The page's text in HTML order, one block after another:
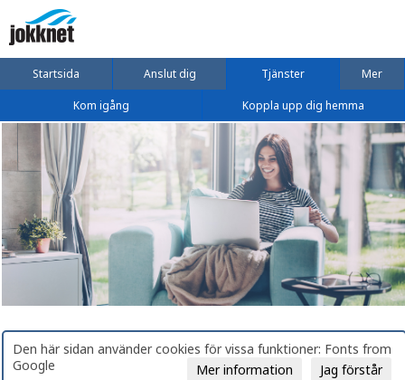
Startsida Anslut dig Tjänster Mer
Kom igång Koppla upp dig hemma
Den här sidan använder cookies för vissa funktioner: Fonts from
Google
Jag förstår
Mer information